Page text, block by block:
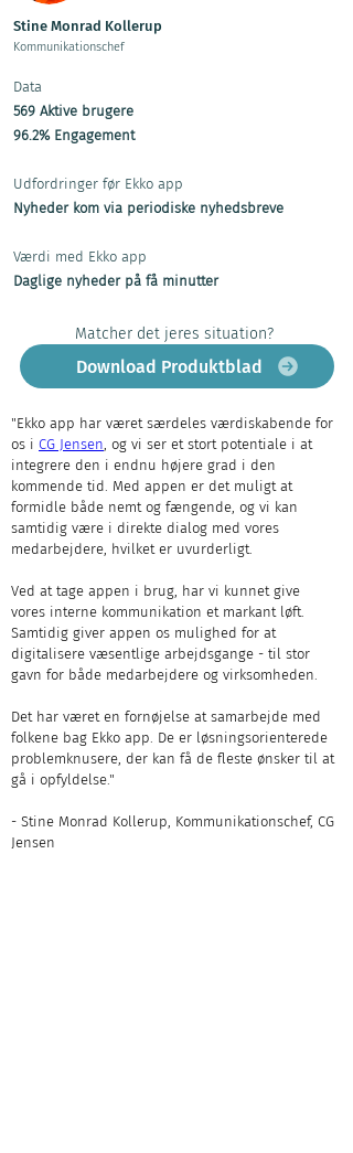
Stine Monrad Kollerup
Kommunikationschef
Data
569 Aktive brugere
96.2% Engagement
Udfordringer før Ekko app
Nyheder kom via periodiske nyhedsbreve
Værdi med Ekko app
Daglige nyheder på få minutter
Matcher det jeres situation?
Download Produktblad
"Ekko app har været særdeles værdiskabende for
os i CG Jensen, og vi ser et stort potentiale i at
integrere den i endnu højere grad i den
kommende tid. Med appen er det muligt at
formidle både nemt og fængende, og vi kan
samtidig være i direkte dialog med vores
medarbejdere, hvilket er uvurderligt.
Ved at tage appen i brug, har vi kunnet give
vores interne kommunikation et markant løft.
Samtidig giver appen os mulighed for at
digitalisere væsentlige arbejdsgange - til stor
gavn for både medarbejdere og virksomheden.
Det har været en fornøjelse at samarbejde med
folkene bag Ekko app. De er løsningsorienterede
problemknusere, der kan få de fleste ønsker til at
gå i opfyldelse."
- Stine Monrad Kollerup, Kommunikationschef, CG
Jensen